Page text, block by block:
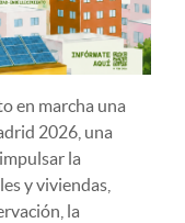
en marcha una
2026, una
la
y viviendas,
la